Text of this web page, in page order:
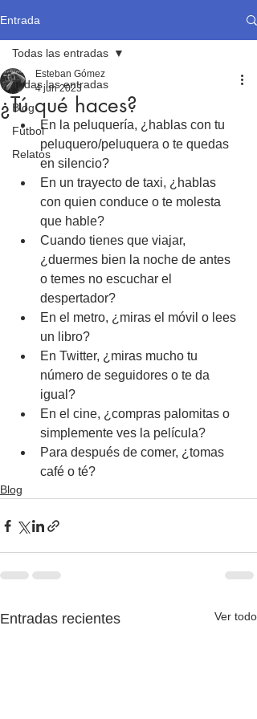
Entrada
Todas las entradas
Blog
Fútbol
Relatos
Todas las entradas
¿Tú qué haces?
Esteban Gómez
4 jun 2023
En la peluquería, ¿hablas con tu
peluquero/peluquera o te quedas
en silencio?
En un trayecto de taxi, ¿hablas
con quien conduce o te molesta
que hable?
Cuando tienes que viajar,
¿duermes bien la noche de antes
o temes no escuchar el
despertador?
En el metro, ¿miras el móvil o lees
un libro?
En Twitter, ¿miras mucho tu
número de seguidores o te da
igual?
En el cine, ¿compras palomitas o
simplemente ves la película?
Para después de comer, ¿tomas
café o té?
Blog
Entradas recientes Ver todo